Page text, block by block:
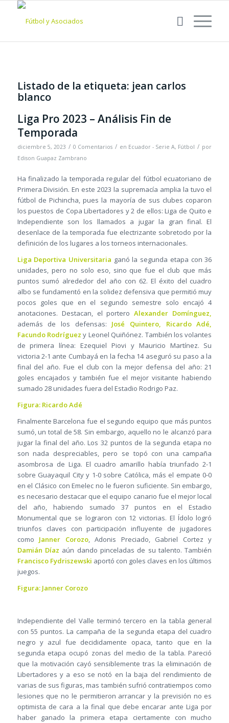
Listado de la etiqueta: jean carlos
blanco
Liga Pro 2023 – Análisis Fin de
Temporada
diciembre 5, 2023 / 0 Comentarios / en Ecuador - Serie A, Fútbol / por
Edison Guapaz Zambrano
Ha finalizado la temporada regular del fútbol ecuatoriano de
Primera División. En este 2023 la supremacía amplia la tuvo el
fútbol de Pichincha, pues la mayoría de sus clubes coparon
los puestos de Copa Libertadores y 2 de ellos: Liga de Quito e
Independiente son los llamados a jugar la gran final. El
desenlace de la temporada fue electrizante sobretodo por la
definición de los lugares a los torneos internacionales.
Liga Deportiva Universitaria ganó la segunda etapa con 36
unidades, pero no solo eso, sino que fue el club que más
puntos sumó alrededor del año con 62. El éxito del cuadro
albo se fundamentó en la solidez defensiva que permitió muy
pocos goles que en el segundo semestre solo encajó 4
anotaciones. Destacan, el porteroAlexander Domínguez,
además de los defensas: José Quintero, Ricardo Adé,
Facundo Rodríguez y Leonel Quiñónez. También los volantes
de primera línea: Ezequiel Piovi y Mauricio Martínez. Su
victoria 2-1 ante Cumbayá en la fecha 14 aseguró su paso a la
final del año. Fue el club con la mejor defensa del año: 21
goles encajados y también fue el mejor visitante habiendo
sumado 28 unidades fuera del Estadio Rodrigo Paz.
Figura: Ricardo Adé
Finalmente Barcelona fue el segundo equipo que más puntos
sumó, un total de 58. Sin embargo, aquello no le alcanzó para
jugar la final del año. Los 32 puntos de la segunda etapa no
son nada despreciables, pero se topó con una campaña
asombrosa de Liga. El cuadro amarillo había triunfado 2-1
sobre Guayaquil City y 1-0 sobre Católica, más el empate 0-0
en el Clásico con Emelec no le fueron suficiente. Sin embargo,
es necesario destacar que el equipo canario fue el mejor local
del año, habiendo sumado 37 puntos en el Estadio
Monumental que se lograron con 12 victorias. El Ídolo logró
triunfos claves con participación influyente de jugadores
como Janner Corozo, Adonis Preciado, Gabriel Cortez y
Damián Díaz aún dando pinceladas de su talento. También
Francisco Fydriszewski aportó con goles claves en los últimos
juegos.
Figura: Janner Corozo
Independiente del Valle terminó tercero en la tabla general
con 55 puntos. La campaña de la segunda etapa del cuadro
negro y azul fue decididamente opaca, tanto que en la
segunda etapa ocupó zonas del medio de la tabla. Pareció
que la motivación cayó sensiblemente tras la eliminación de
Libertadores y a eso se notó en la baja del rendimiento de
varias de sus figuras, mas también sufrió contratiempos como
lesiones que no le permitieron arrancar y la previsión no es
optimista de cara a la final que debe encarar ante Liga por
haber ganado la primera etapa ciertamente con mucho